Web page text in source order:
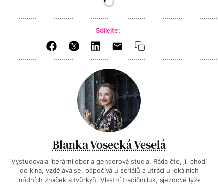
Sdílejte:
Blanka Vosecká Veselá
Vystudovala literární obor a genderová studia. Ráda čte, jí, chodí
do kina, vzdělává se, odpočívá u seriálů a utrácí u lokálních
módních značek a tvůrkyň. Vlastní tradiční luk, sjezdové lyže